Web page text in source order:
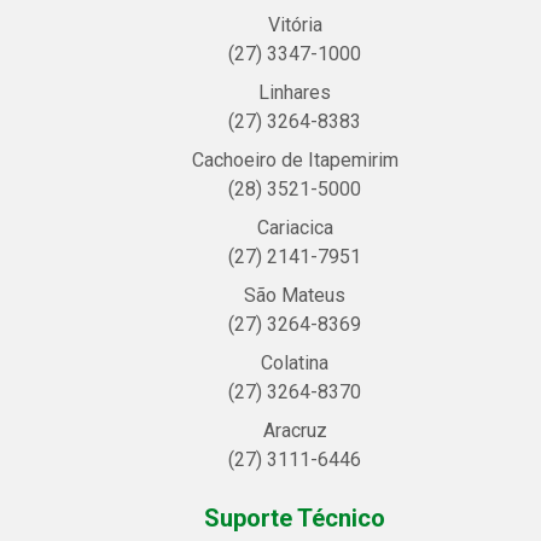
Vitória
(27) 3347-1000
Linhares
(27) 3264-8383
Cachoeiro de Itapemirim
(28) 3521-5000
Cariacica
(27) 2141-7951
São Mateus
(27) 3264-8369
Colatina
(27) 3264-8370
Aracruz
(27) 3111-6446
Suporte Técnico